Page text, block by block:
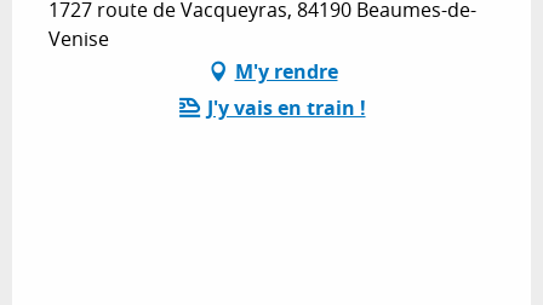
1727 route de Vacqueyras, 84190 Beaumes-de-
Venise
M'y rendre
J'y vais en train !